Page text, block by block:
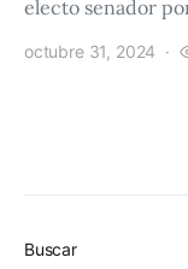
electo senador
octubre 31, 2024
Buscar